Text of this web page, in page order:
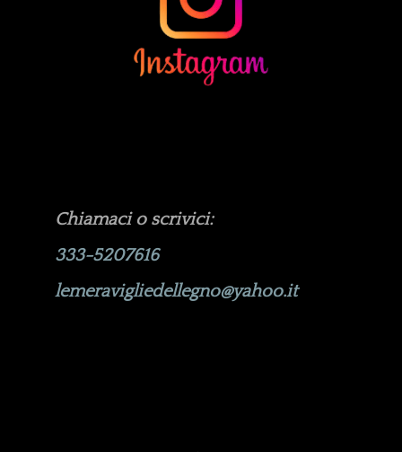
Chiamaci o scrivici:
333-5207616
lemeravigliedellegno@yahoo.it